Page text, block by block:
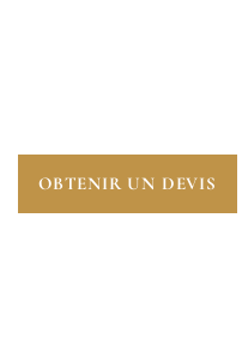
OBTENIR UN DEVIS